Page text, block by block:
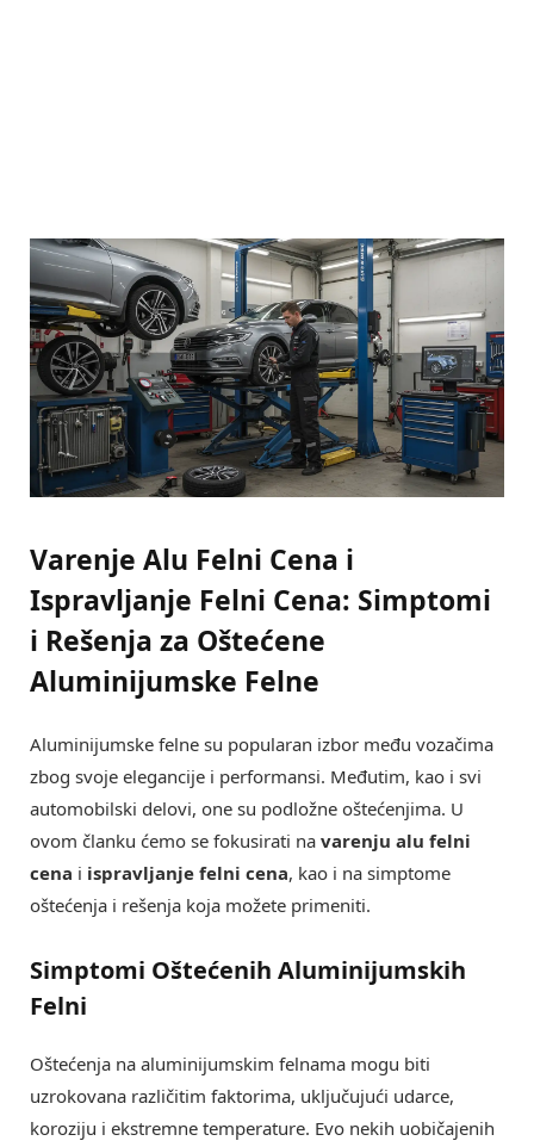
Varenje Alu Felni Cena i
Ispravljanje Felni Cena: Simptomi
i Rešenja za Oštećene
Aluminijumske Felne
Aluminijumske felne su popularan izbor među vozačima
zbog svoje elegancije i performansi. Međutim, kao i svi
automobilski delovi, one su podložne oštećenjima. U
ovom članku ćemo se fokusirati na varenju alu felni
cena i ispravljanje felni cena, kao i na simptome
oštećenja i rešenja koja možete primeniti.
Simptomi Oštećenih Aluminijumskih
Felni
Oštećenja na aluminijumskim felnama mogu biti
uzrokovana različitim faktorima, uključujući udarce,
koroziju i ekstremne temperature. Evo nekih uobičajenih